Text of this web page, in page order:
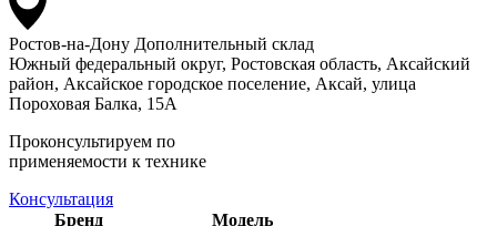
Ростов-на-Дону Дополнительный склад
Южный федеральный округ, Ростовская область, Аксайский
район, Аксайское городское поселение, Аксай, улица
Пороховая Балка, 15А
Проконсультируем по
применяемости к технике
Консультация
Бренд
Модель